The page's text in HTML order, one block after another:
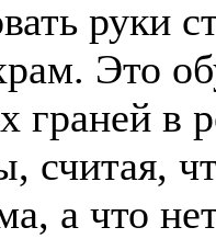
руки
Это
граней в
считая,
а что